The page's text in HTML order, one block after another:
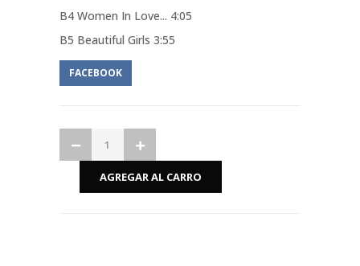
B4 Women In Love... 4:05
B5 Beautiful Girls 3:55
FACEBOOK